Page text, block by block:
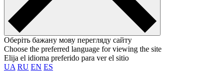
Оберіть бажану мову перегляду сайту
Choose the preferred language for viewing the site
Elija el idioma preferido para ver el sitio
UA RU EN ES